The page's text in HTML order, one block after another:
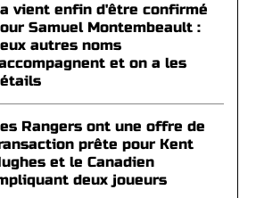
vient enfin d'être confirmé
Samuel Montembeault :
autres noms
et on a les
Rangers ont une offre de
prête pour Kent
et le Canadien
deux joueurs